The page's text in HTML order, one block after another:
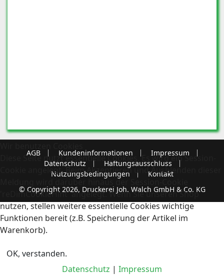
AGB Kundeninformationen
Impressum
Datenschutz
Haftungsausschluss
Nutzungsbedingungen
Kontakt
© Copyright 2026, Druckerei Joh. Walch GmbH & Co. KG
Diese Seite nutzt essentielle Cookies. Es wird ein Session-
Cookie angelegt. Beim Akzeptieren und Ausblenden dieser
Meldung wird darüber hinaus der Session-Cookie
'reDimCookieHint' angelegt. Wenn Sie unseren Shop
nutzen, stellen weitere essentielle Cookies wichtige
Funktionen bereit (z.B. Speicherung der Artikel im
Warenkorb).
OK, verstanden.
Datenschutz | Impressum